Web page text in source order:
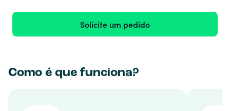
Solicite um pedido
Como é que funciona?